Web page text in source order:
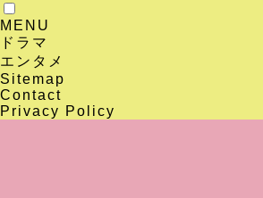
MENU
ドラマ
エンタメ
Sitemap
Contact
Privacy Policy